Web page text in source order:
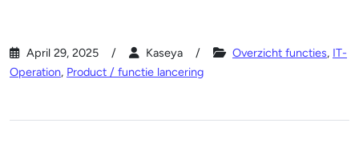
April 29, 2025 Kaseya Overzicht functies, IT-
Operation, Product / functie lancering